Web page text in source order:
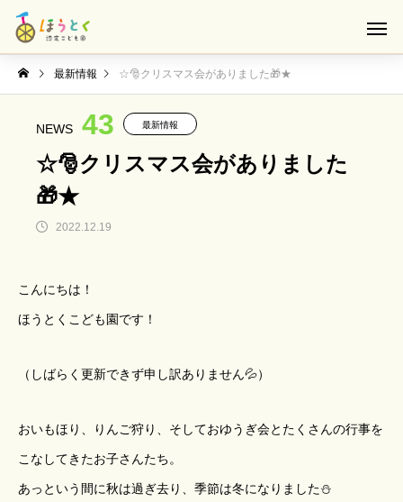
最新情報 ☆🎅クリスマス会がありました🎁★
NEWS 43 最新情報
☆🎅クリスマス会がありました
🎁★
2022.12.19
こんにちは！
ほうとくこども園です！
（しばらく更新できず申し訳ありません💦）
おいもほり、りんご狩り、そしておゆうぎ会とたくさんの行事を
こなしてきたお子さんたち。
あっという間に秋は過ぎ去り、季節は冬になりました⛄